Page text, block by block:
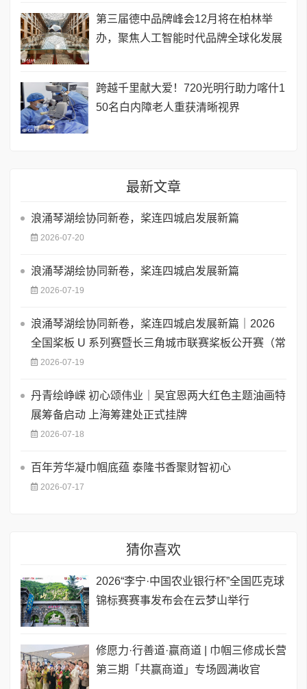
第三届德中品牌峰会12月将在柏林举
办，聚焦人工智能时代品牌全球化发展
跨越千里献大爱！720光明行助力喀什1
50名白内障老人重获清晰视界
最新文章
浪涌琴湖绘协同新卷，桨连四城启发展新篇
2026-07-20
浪涌琴湖绘协同新卷，桨连四城启发展新篇
2026-07-19
浪涌琴湖绘协同新卷，桨连四城启发展新篇｜2026
全国桨板 U 系列赛暨长三角城市联赛桨板公开赛（常
2026-07-19
丹青绘峥嵘 初心颂伟业｜吴宜恩两大红色主题油画特
展筹备启动 上海筹建处正式挂牌
2026-07-18
百年芳华凝巾帼底蕴 泰隆书香聚财智初心
2026-07-17
猜你喜欢
2026“李宁·中国农业银行杯”全国匹克球
锦标赛赛事发布会在云梦山举行
修愿力·行善道·赢商道 | 巾帼三修成长营
第三期「共赢商道」专场圆满收官